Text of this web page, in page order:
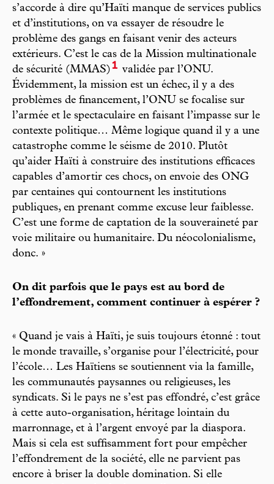
s’accorde à dire qu’Haïti manque de services publics
et d’institutions, on va essayer de résoudre le
problème des gangs en faisant venir des acteurs
extérieurs. C’est le cas de la Mission multinationale
de sécurité (MMAS)1 validée par l’ONU.
Évidemment, la mission est un échec, il y a des
problèmes de financement, l’ONU se focalise sur
l’armée et le spectaculaire en faisant l’impasse sur le
contexte politique… Même logique quand il y a une
catastrophe comme le séisme de 2010. Plutôt
qu’aider Haïti à construire des institutions efficaces
capables d’amortir ces chocs, on envoie des ONG
par centaines qui contournent les institutions
publiques, en prenant comme excuse leur faiblesse.
C’est une forme de captation de la souveraineté par
voie militaire ou humanitaire. Du néocolonialisme,
donc. »
On dit parfois que le pays est au bord de
l’effondrement, comment continuer à espérer ?
« Quand je vais à Haïti, je suis toujours étonné : tout
le monde travaille, s’organise pour l’électricité, pour
l’école… Les Haïtiens se soutiennent via la famille,
les communautés paysannes ou religieuses, les
syndicats. Si le pays ne s’est pas effondré, c’est grâce
à cette auto-organisation, héritage lointain du
marronnage, et à l’argent envoyé par la diaspora.
Mais si cela est suffisamment fort pour empêcher
l’effondrement de la société, elle ne parvient pas
encore à briser la double domination. Si elle